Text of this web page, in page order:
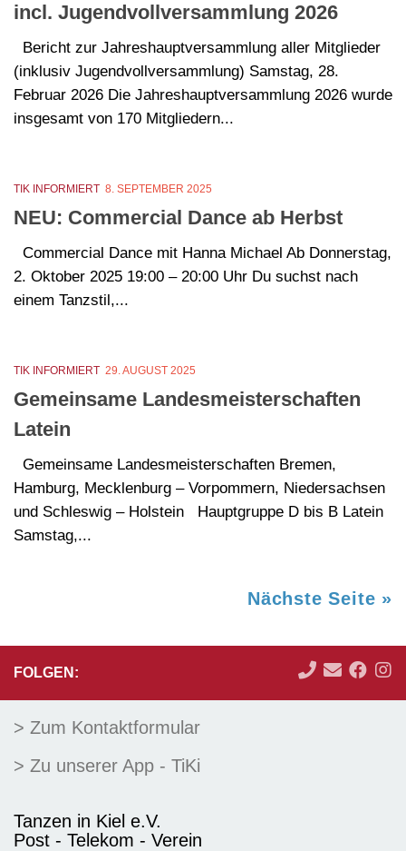
incl. Jugendvollversammlung 2026
Bericht zur Jahreshauptversammlung aller Mitglieder
(inklusiv Jugendvollversammlung) Samstag, 28.
Februar 2026 Die Jahreshauptversammlung 2026 wurde
insgesamt von 170 Mitgliedern...
TIK INFORMIERT 8. SEPTEMBER 2025
NEU: Commercial Dance ab Herbst
Commercial Dance mit Hanna Michael Ab Donnerstag,
2. Oktober 2025 19:00 – 20:00 Uhr Du suchst nach
einem Tanzstil,...
TIK INFORMIERT 29. AUGUST 2025
Gemeinsame Landesmeisterschaften
Latein
Gemeinsame Landesmeisterschaften Bremen,
Hamburg, Mecklenburg – Vorpommern, Niedersachsen
und Schleswig – Holstein Hauptgruppe D bis B Latein
Samstag,...
Nächste Seite »
FOLGEN:
> Zum Kontaktformular
> Zu unserer App - TiKi
Tanzen in Kiel e.V.
Post - Telekom - Verein